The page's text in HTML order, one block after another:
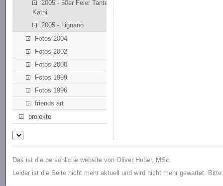
2005 - 50er Feier Tante
Kathi
2005 - Lignano
Fotos 2004
Fotos 2002
Fotos 2000
Fotos 1999
Fotos 1996
friends art
projekte
Das ist die persönliche website von Oliver Huber, MSc.
Leider ist die Seite nicht mehr aktuell und wird nicht mehr gewartet.